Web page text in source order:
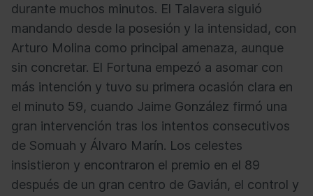
durante muchos minutos. El Talavera siguió
mandando desde la posesión y la intensidad, con
Arturo Molina como principal amenaza, aunque
sin concretar. El Fortuna empezó a asomar con
más intención y tuvo su primera ocasión clara en
el minuto 59, cuando Jaime González firmó una
gran intervención tras los intentos consecutivos
de Somuah y Álvaro Marín. Los celestes
insistieron y encontraron el premio en el 89
después de un gran centro de Gavián, el control y